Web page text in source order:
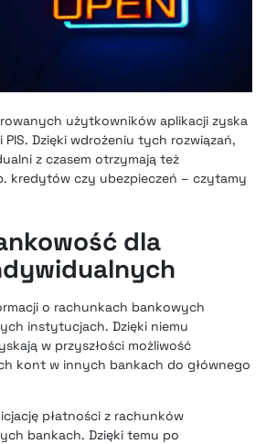
użytkowników aplikacji zyska
PIS. Dzięki wdrożeniu tych rozwiązań,
z czasem otrzymają też
kredytów czy ubezpieczeń – czytamy
dla
o rachunkach bankowych
instytucjach. Dzięki niemu
w przyszłości możliwość
kont w innych bankach do głównego
płatności z rachunków
bankach. Dzięki temu po